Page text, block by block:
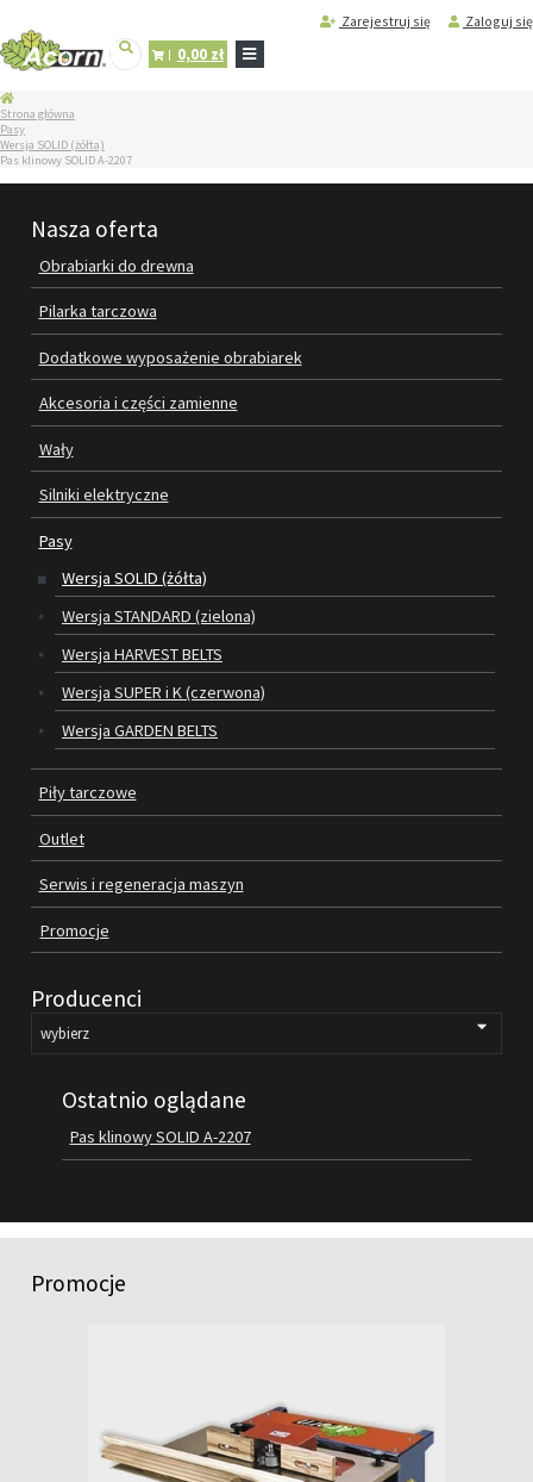
Zarejestruj się Zaloguj się
0,00 zł
STRONA
GŁÓWNA
SERWIS
MASZYN
OBRABIARKI DO DREWNA
DODATKOWE WYPOSAŻENIE
OBRABIAREK
AKCESORIA I CZĘŚCI ZAMIENNE
WAŁY
SILNIKI ELEKTRYCZNE
PIŁY TARCZOWE
OUTLET
SERWIS I REGENERACJA MASZYN
PROMOCJE
REGULAMIN
KATALOGI
OBRABIARKI DO DREWNA
SILNIKI ELEKTRYCZNE
KONTAKT
Strona główna
Pasy
Wersja SOLID (żółta)
Pas klinowy SOLID A-2207
Nasza oferta
Obrabiarki do drewna
Pilarka tarczowa
Dodatkowe wyposażenie obrabiarek
Akcesoria i części zamienne
Wały
Silniki elektryczne
Pasy
Wersja SOLID (żółta)
Wersja STANDARD (zielona)
Wersja HARVEST BELTS
Wersja SUPER i K (czerwona)
Wersja GARDEN BELTS
Piły tarczowe
Outlet
Serwis i regeneracja maszyn
Promocje
Producenci
Ostatnio oglądane
Pas klinowy SOLID A-2207
Promocje